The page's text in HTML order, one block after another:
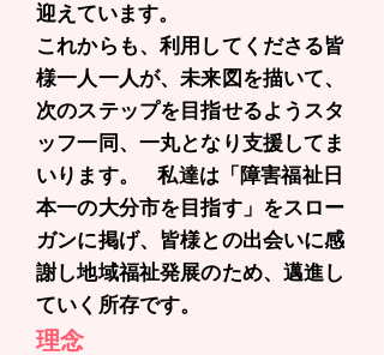
迎えています。
これからも、利用してくださる皆
様一人一人が、未来図を描いて、
次のステップを目指せるようスタ
ッフ一同、一丸となり支援してま
いります。 私達は「障害福祉日
本一の大分市を目指す」をスロー
ガンに掲げ、皆様との出会いに感
謝し地域福祉発展のため、邁進し
ていく所存です。
理念